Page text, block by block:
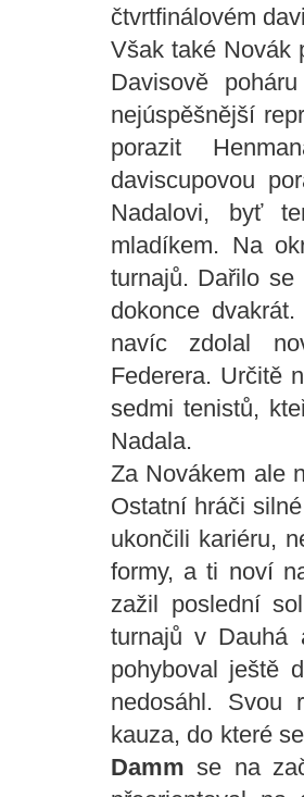
čtvrtfinálovém
Však také Novák
Davisově
nejúspěšnější
porazit
daviscupovou
Nadalovi, byť
mladíkem. Na
turnajů. Dařilo se
dokonce
navíc zdolal
Federera. Určitě
sedmi tenistů,
Nadala.
Za Novákem ale
Ostatní hráči
ukončili kariéru,
formy, a ti noví
zažil poslední
turnajů v Dauhá
pohyboval ještě
nedosáhl. Svou
kauza, do které
Damm se na